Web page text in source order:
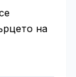
на